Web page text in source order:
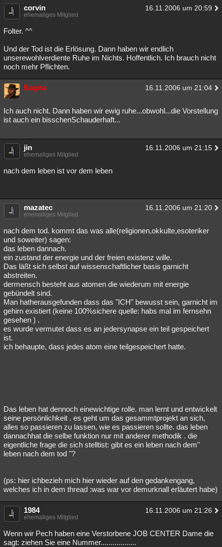
corvin 16.11.2006 um 20:59
ehemaliges Mitglied
Folter. ^^
Und der Tod ist die Erlösung. Dann haben wir endlich
unserewohlverdiente Ruhe im Nichts. Hoffentlich. Ich brauch nicht
noch mehr Pflichten.
Bagira 16.11.2006 um 21:04
Ich auch nicht. Dann haben wir ewig ruhe...obwohl...die Vorstellung
ist auch ein bisschenSchauderhaft...
jin 16.11.2006 um 21:15
ehemaliges Mitglied
nach dem leben ist vor dem leben
mazatec 16.11.2006 um 21:20
ehemaliges Mitglied
nach dem tod. kommt das was alle(religionen,okkulte,esoteriker
und soweiter) sagen:
das leben dannach.
ein zustand der energie und der freien existenz wille.
Das läßt sich selbst auf wissenschaftlicher basis garnicht
abstreiten.
dermensch besteht aus atomen die wiederum mit energie
gebündelt sind.
Man hatherausgefunden dass das "ICH" bewusst sein, garnicht im
gehirn existiert (keine 100%sichere quelle: habs mal im fernsehn
gesehen ) .
es wurde vermutet dass es an jedersynapse ein teil gespeichert
ist.
ich behaupte, dass jedes atom eine teilgespeichert hatte.
Das leben hat dennoch einewichtige rolle. man lernt und entwickelt
seine persönlichkeit . es geht um das gesammtprojekt an sich,
alles so passieren zu lassen, wie es passieren sollte. das leben
dannachhat die selbe funktion nur mit anderer methodik . die
eigentliche frage die sich stelltist: gibt es ein leben nach dem"
leben nach dem tod "?
(ps: hier ichbezieh mich hier wieder auf den gedankengang,
welches ich in dem thread :was war vor demurknall erläutert habe)
1984 16.11.2006 um 21:26
ehemaliges Mitglied
Wenn wir Pech haben eine Verstorbene JOB CENTER Dame die
sagt: ziehen Sie eine Nummer..................